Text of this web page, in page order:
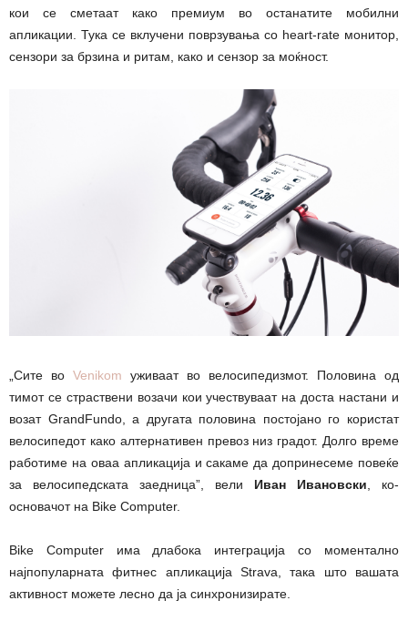
кои се сметаат како премиум во останатите мобилни
апликации. Тука се вклучени поврзувања со heart-rate монитор,
сензори за брзина и ритам, како и сензор за моќност.
„Сите во Venikom уживаат во велосипедизмот. Половина од
тимот се страствени возачи кои учествуваат на доста настани и
возат GrandFundo, а другата половина постојано го користат
велосипедот како алтернативен превоз низ градот. Долго време
работиме на оваа апликација и сакаме да допринесеме повеќе
за велосипедската заедница”, вели Иван Ивановски , ко-
основачот на Bike Computer.
Bike Computer има длабока интеграција со моментално
најпопуларната фитнес апликација Strava, така што вашата
активност можете лесно да ја синхронизирате.